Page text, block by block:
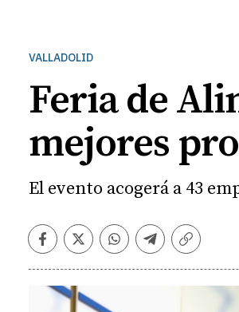
VALLADOLID
Feria de
mejores
El evento acogerá a 43
Facebook
TwitterWhatsapp
Telegram
Copiar